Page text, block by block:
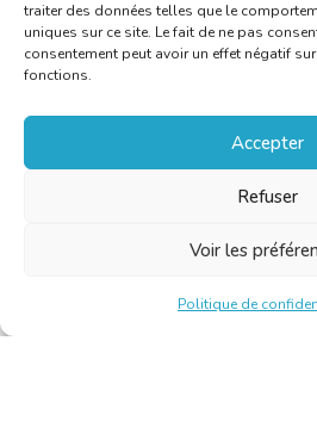
traiter des données telles que le
uniques sur ce site. Le fait de ne pas
consentement peut avoir un effet négatif
fonctions.
Accepter
Refuser
Voir les
Politique de